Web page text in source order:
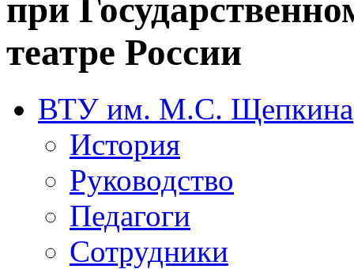
при
театре России
ВТУ им. М.С. Щепкина
История
Руководство
Педагоги
Сотрудники